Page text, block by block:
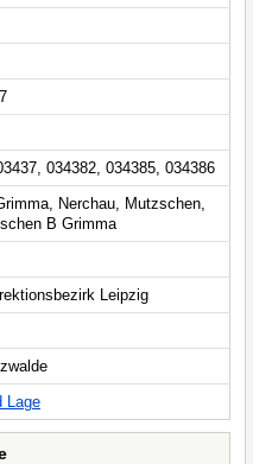
034382, 034385, 034386
Nerchau, Mutzschen,
B Grimma
Leipzig
Lage